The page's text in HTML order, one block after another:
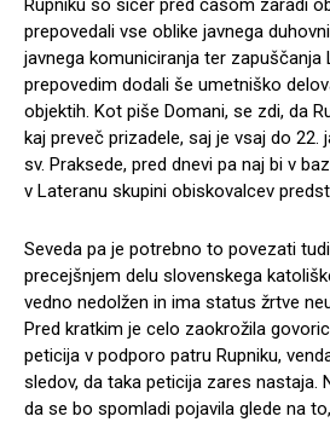
Rupniku so sicer pred časom zaradi
prepovedali vse oblike javnega
javnega komuniciranja ter zapuščanja
prepovedim dodali še umetniško
objektih. Kot piše Domani, se zdi, da
kaj preveč prizadele, saj je vsaj do 22.
sv. Praksede, pred dnevi pa naj bi v
v Lateranu skupini obiskovalcev
Seveda pa je potrebno to povezati
precejšnjem delu slovenskega
vedno nedolžen in ima status žrtve
Pred kratkim je celo zaokrožila
peticija v podporo patru Rupniku,
sledov, da taka peticija zares nastaja.
da se bo spomladi pojavila glede na